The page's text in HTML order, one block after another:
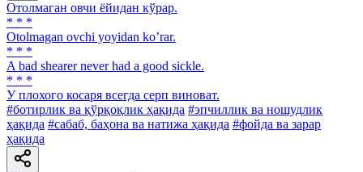
Отолмаган овчи ёйидан кўрар.
* * *
Otolmagan ovchi yoyidan koʼrar.
* * *
A bad shearer never had a good sickle.
* * *
У плохого косаря всегда серп виноват.
#ботирлик ва қўрқоқлик ҳақида #эпчиллик ва ношудлик
ҳақида #сабаб, баҳона ва натижа ҳақида #фойда ва зарар
ҳақида